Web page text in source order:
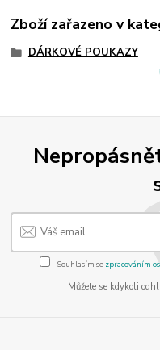
Zboží zařazeno v
DÁRKOVÉ POUKAZY
Souhlasím se zpracováním
Můžete se kdykoli